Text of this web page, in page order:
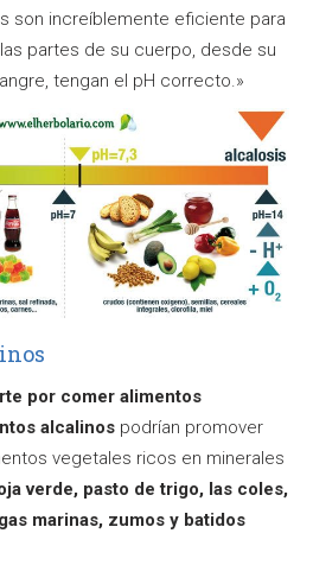
son increíblemente eficiente para
partes de su cuerpo, desde su
tengan el pH correcto.»
por comer alimentos
alcalinos podrían promover
vegetales ricos en minerales
verde, pasto de trigo, las coles,
marinas, zumos y batidos